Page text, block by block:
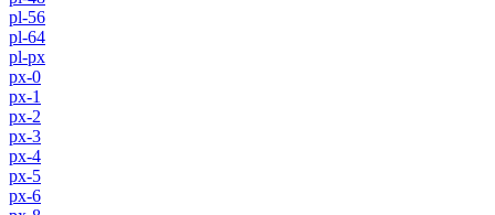
pl-56
pl-64
pl-px
px-0
px-1
px-2
px-3
px-4
px-5
px-6